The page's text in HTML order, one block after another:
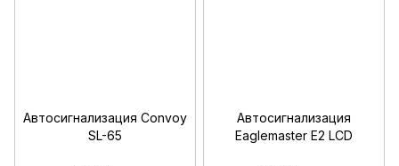
Автосигнализация Convoy
SL-65
Автосигнализация
Eaglemaster E2 LCD